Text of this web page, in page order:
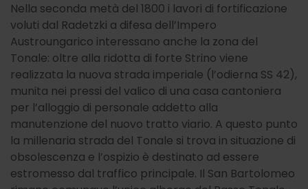
Nella seconda metà del 1800 i lavori di fortificazione
voluti dal Radetzki a difesa dell’Impero
Austroungarico interessano anche la zona del
Tonale: oltre alla ridotta di forte Strino viene
realizzata la nuova strada imperiale (l’odierna SS 42),
munita nei pressi del valico di una casa cantoniera
per l’alloggio di personale addetto alla
manutenzione del nuovo tratto viario. A questo punto
la millenaria strada del Tonale si trova in situazione di
obsolescenza e l’ospizio è destinato ad essere
estromesso dal traffico principale. Il San Bartolomeo